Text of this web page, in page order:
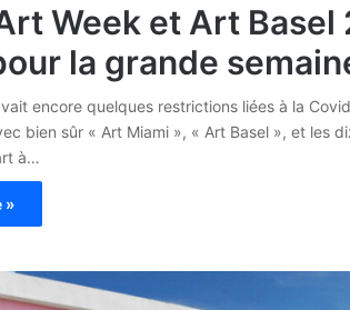
Week et Art Basel
la grande
encore quelques restrictions liées à la
bien sûr « Art Miami », « Art Basel », et les
à…
»